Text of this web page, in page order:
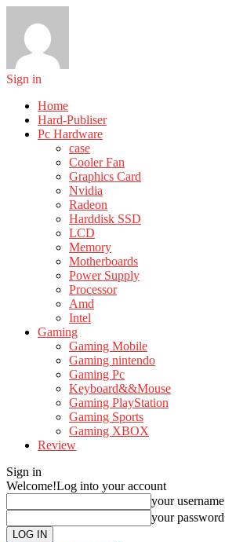
Sign in
Home
Hard-Publiser
Pc Hardware
case
Cooler Fan
Graphics Card
Nvidia
Radeon
Harddisk SSD
LCD
Memory
Motherboards
Power Supply
Processor
Amd
Intel
Gaming
Gaming Mobile
Gaming nintendo
Gaming Pc
Keyboard&&Mouse
Gaming PlayStation
Gaming Sports
Gaming XBOX
Review
Sign in
Welcome!Log into your account
your username
your password